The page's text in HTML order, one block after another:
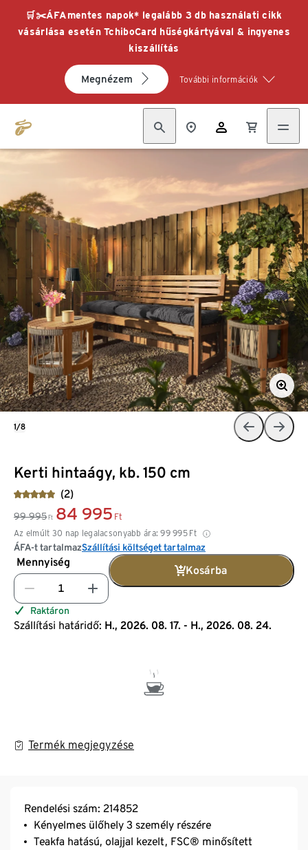
🛒✂️ÁFAmentes napok* legalább 3 db használati cikk
vásárlása esetén TchiboCard hűségkártyával & ingyenes
kiszállítás
Megnézem További információk
Kerti hintaágy, kb. 150 cm
(2)
99 995 Ft 84 995 Ft
Az elmúlt 30 nap legalacsonyabb ára: 99 995 Ft
ÁFA-t tartalmazSzállítási költséget tartalmaz
Mennyiség
Kosárba
Raktáron
Szállítási határidő: H., 2026. 08. 17. - H., 2026. 08. 24.
Termék megjegyzése
1/8
Rendelési szám: 214852
Kényelmes ülőhely 3 személy részére
Teakfa hatású, olajjal kezelt, FSC® minősített